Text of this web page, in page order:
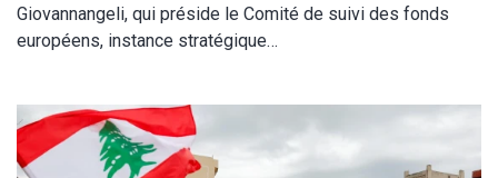
Giovannangeli, qui préside le Comité de suivi des fonds
européens, instance stratégique…